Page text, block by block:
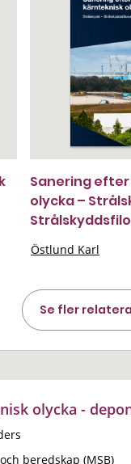
Sanering
olycka –
Östlund Karl
Se fler
olycka -
beredskap (MSB)